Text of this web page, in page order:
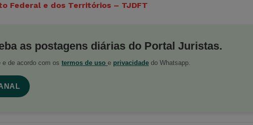
Federal e dos Territórios – TJDFT
as postagens diárias do Portal Juristas.
de acordo com os termos de uso e privacidade do Whatsapp.